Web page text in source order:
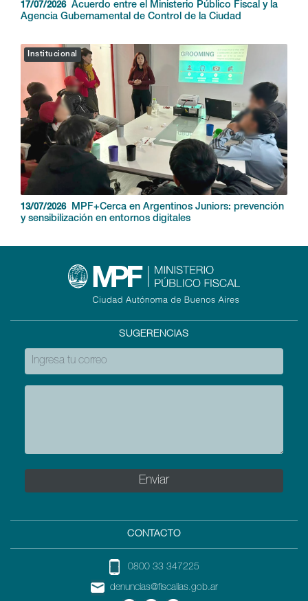
17/07/2026
Acuerdo entre el Ministerio Público Fiscal y la
Agencia Gubernamental de Control de la Ciudad
Institucional
13/07/2026
MPF+Cerca en Argentinos Juniors: prevención
y sensibilización en entornos digitales
SUGERENCIAS
CONTACTO
0800 33 347225
denuncias@fiscalias.gob.ar